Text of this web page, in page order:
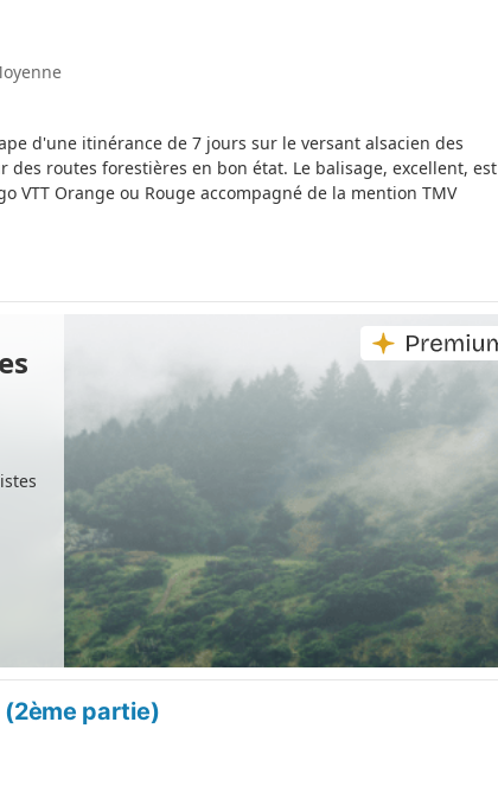
d'une itinérance de 7 jours sur le versant alsacien des
routes forestières en bon état. Le balisage, excellent, est
Orange ou Rouge accompagné de la mention TMV
partie)